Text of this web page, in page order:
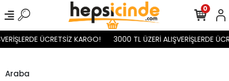
ÜCRETSİZ KARGO! 3000 TL ÜZERİ ALIŞVERİŞLERDE
0
Araba